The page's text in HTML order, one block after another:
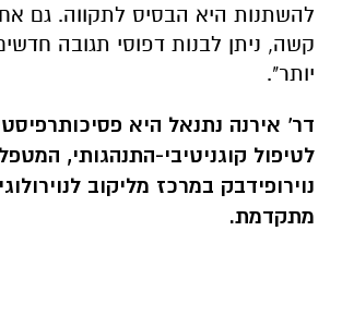
להשתנות היא הבסיס לתקווה. גם
קשה, ניתן לבנות דפוסי תגובה
יותר".
דר' אירנה נתנאל היא
לטיפול קוגניטיבי-התנהגותי,
נוירופידבק במרכז מליקוב
מתקדמת.